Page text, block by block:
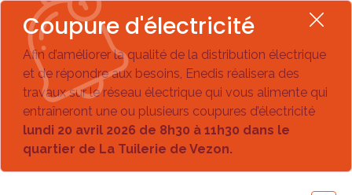
Coupure d'électricité
Afin d’améliorer la qualité de la distribution électrique
et de répondre aux besoins, Enedis réalisera des
travaux sur le réseau électrique qui vous alimente qui
entraîneront une ou plusieurs coupures d’électricité
lundi 20 avril 2026 de 8h30 à 11h30 dans le
quartier de La Tuilerie de Vezon.